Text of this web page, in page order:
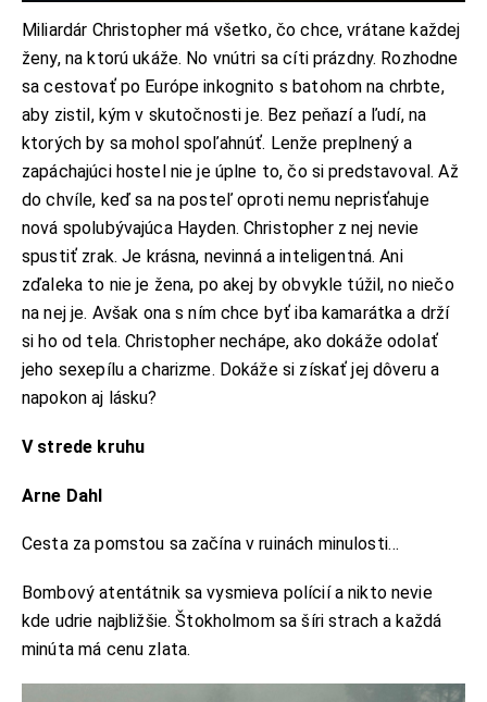
Miliardár Christopher má všetko, čo chce, vrátane každej
ženy, na ktorú ukáže. No vnútri sa cíti prázdny. Rozhodne
sa cestovať po Európe inkognito s batohom na chrbte,
aby zistil, kým v skutočnosti je. Bez peňazí a ľudí, na
ktorých by sa mohol spoľahnúť. Lenže preplnený a
zapáchajúci hostel nie je úplne to, čo si predstavoval. Až
do chvíle, keď sa na posteľ oproti nemu neprisťahuje
nová spolubývajúca Hayden. Christopher z nej nevie
spustiť zrak. Je krásna, nevinná a inteligentná. Ani
zďaleka to nie je žena, po akej by obvykle túžil, no niečo
na nej je. Avšak ona s ním chce byť iba kamarátka a drží
si ho od tela. Christopher nechápe, ako dokáže odolať
jeho sexepílu a charizme. Dokáže si získať jej dôveru a
napokon aj lásku?
V strede kruhu
Arne Dahl
Cesta za pomstou sa začína v ruinách minulosti…
Bombový atentátnik sa vysmieva polícií a nikto nevie
kde udrie najbližšie. Štokholmom sa šíri strach a každá
minúta má cenu zlata.